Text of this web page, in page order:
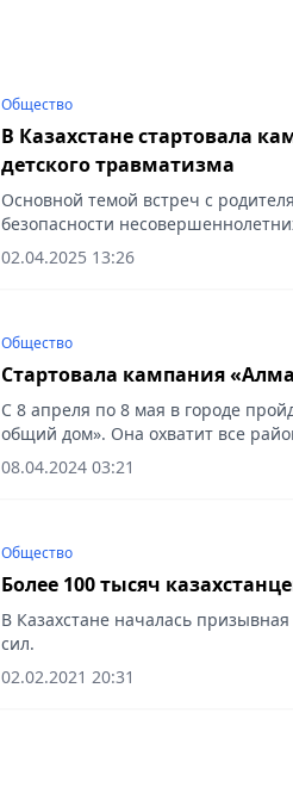
Общество
В Казахстане стартовала
детского травматизма
Основной темой встреч с
безопасности
профилактика выпадений из окон,
02.04.2025 13:26
Общество
Стартовала кампания
С 8 апреля по 8 мая в городе
общий дом». Она охватит все
кампании сможет каждый житель и
08.04.2024 03:21
Общество
Более 100 тысяч
В Казахстане началась
сил.
02.02.2021 20:31